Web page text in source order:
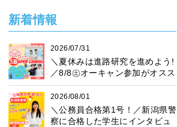
新着情報
2026/07/31
＼夏休みは進路研究を進めよう!
／8/8㊏オーキャン参加がオスス
メ♪プレゼント抽選会も開催中！
2026/08/01
＼公務員合格第1号！／新潟県警
察に合格した学生にインタビュ